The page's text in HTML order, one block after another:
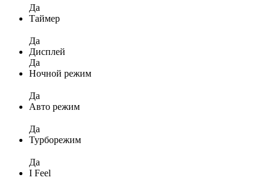
Да
Таймер
Да
Дисплей
Да
Ночной режим
Да
Авто режим
Да
Турборежим
Да
I Feel